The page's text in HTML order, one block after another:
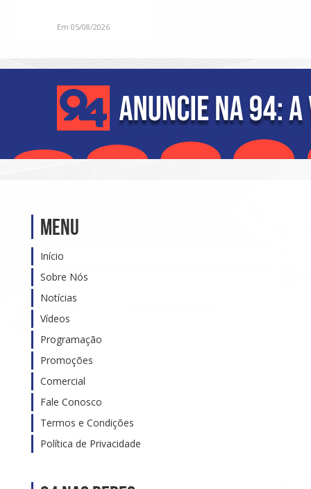
Em 05/08/2026
Menu
Início
Sobre Nós
Notícias
Vídeos
Programação
Promoções
Comercial
Fale Conosco
Termos e Condições
Política de Privacidade